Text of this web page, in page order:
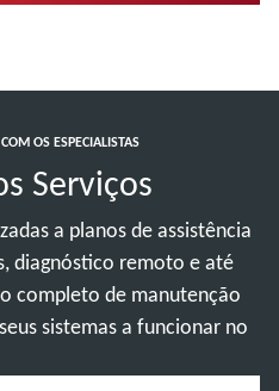
OS ESPECIALISTAS
Serviços
a planos de assistência
diagnóstico remoto e até
completo de manutenção
sistemas a funcionar no